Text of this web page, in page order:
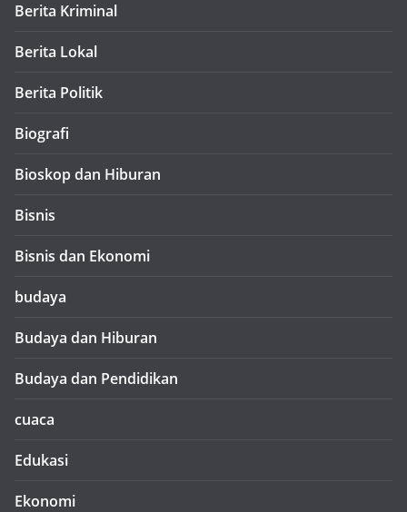
Berita Kriminal
Berita Lokal
Berita Politik
Biografi
Bioskop dan Hiburan
Bisnis
Bisnis dan Ekonomi
budaya
Budaya dan Hiburan
Budaya dan Pendidikan
cuaca
Edukasi
Ekonomi